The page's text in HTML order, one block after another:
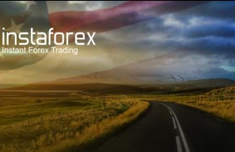
Kempen Peraduan